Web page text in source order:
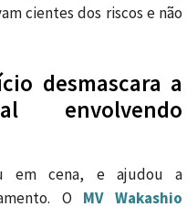
cientes dos riscos e não
desmascara a
envolvendo
em cena, e ajudou a
O MV Wakashio